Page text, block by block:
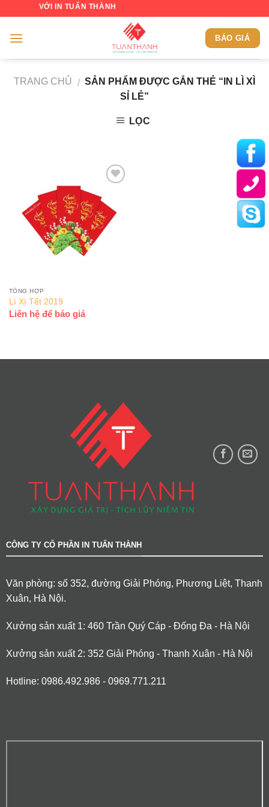
content
ĐẾN VỚI IN TUẤN THÀNH
BÁO GIÁ
TRANG CHỦ / SẢN PHẨM ĐƯỢC GẮN THẺ “IN LÌ XÌ
SỈ LẺ”
LỌC
Wishlist
TỔNG HỢP
Lì Xì Tết 2019
Liên hệ để báo giá
CÔNG TY CỔ PHẦN IN TUẤN THÀNH
Văn phòng: số 352, đường Giải Phóng, Phương Liệt, Thanh
Xuân, Hà Nội.
Xưởng sản xuất 1: 460 Trần Quý Cáp - Đống Đa - Hà Nội
Xưởng sản xuất 2: 352 Giải Phóng - Thanh Xuân - Hà Nội
Hotline: 0986.492.986 - 0969.771.211